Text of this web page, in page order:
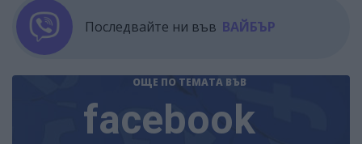
Последвайте ни във ВАЙБЪР
ОЩЕ ПО ТЕМАТА ВЪВ
facebook